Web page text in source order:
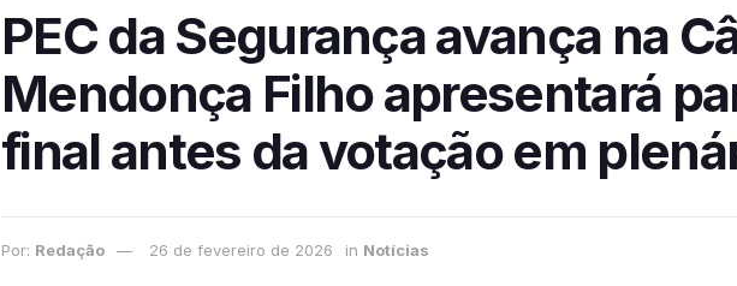
PEC da Segurança avança na
Mendonça Filho apresentará
final antes da votação em
Por: Redação 26 de fevereiro de 2026 in Notícias